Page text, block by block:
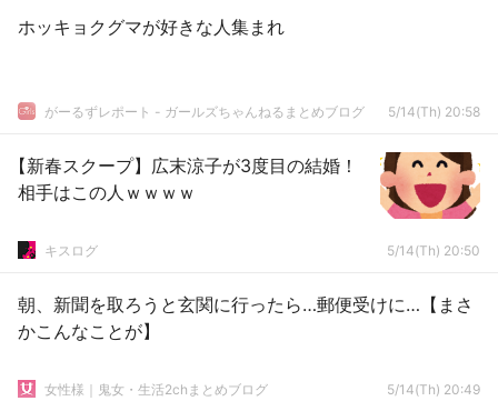
ホッキョクグマが好きな人集まれ
がーるずレポート - ガールズちゃんねるまとめブログ 5/14(Th) 20:58
【新春スクープ】広末涼子が3度目の結婚！
相手はこの人ｗｗｗｗ
キスログ 5/14(Th) 20:50
朝、新聞を取ろうと玄関に行ったら…郵便受けに…【まさ
かこんなことが】
女性様｜鬼女・生活2chまとめブログ 5/14(Th) 20:49